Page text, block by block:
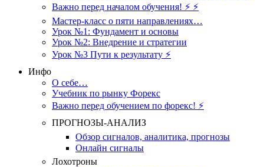
Важно перед началом обучения! ⚡ ⚡
Мастер-класс о пяти направлениях…
Урок №1: Фундамент и основы
Урок №2: Внедрение и стратегии
Урок №3 Пути к результату ⚡️
Инфо
О себе…
Учебник по рынку Форекс
Важно перед обучением по форекс! ⚡
ПРОГНОЗЫ-АНАЛИЗ
Обзор сигналов, аналитика, прогнозы
Онлайн сигналы
Лохотроны